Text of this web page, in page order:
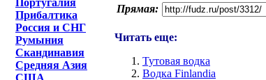
Португалия
Прибалтика
Россия и СНГ
Румыния
Скандинавия
Средняя Азия
США
Прямая:
Читать еще:
Тутовая водка
Водка Finlandia